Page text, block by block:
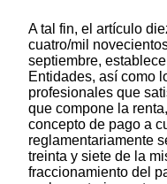
A tal fin, el artículo
cuatro/mil
septiembre,
Entidades, así como
profesionales que
que compone la
concepto de pago a
reglamentariamente
treinta y siete de la
fraccionamiento del